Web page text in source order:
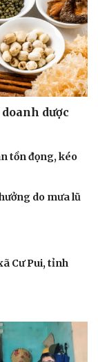
dược
tồn đọng, kéo
do mưa lũ
Cư Pui, tỉnh